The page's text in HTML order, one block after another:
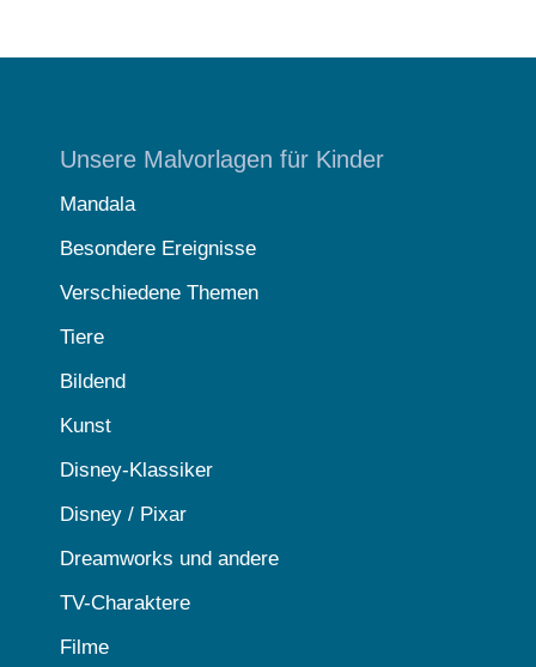
Unsere Malvorlagen für Kinder
Mandala
Besondere Ereignisse
Verschiedene Themen
Tiere
Bildend
Kunst
Disney-Klassiker
Disney / Pixar
Dreamworks und andere
TV-Charaktere
Filme